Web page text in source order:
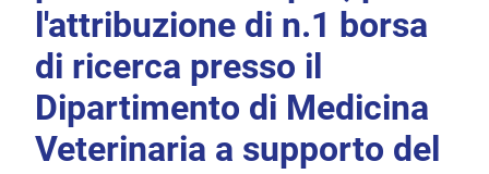
l'attribuzione di n.1 borsa
di ricerca presso il
Dipartimento di Medicina
Veterinaria a supporto del